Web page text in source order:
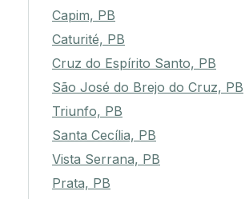
Carrapateira, PB
Capim, PB
Caturité, PB
Cruz do Espírito Santo, PB
São José do Brejo do Cruz, PB
Triunfo, PB
Santa Cecília, PB
Vista Serrana, PB